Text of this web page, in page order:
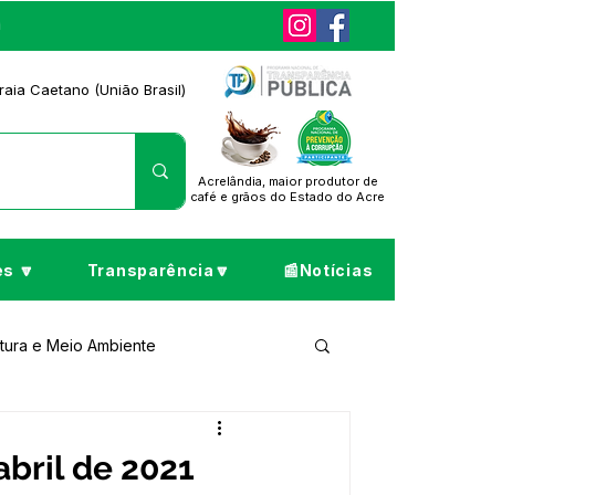
Caetano (União Brasil)
Acrelândia, maior produtor de
café e grãos do Estado do Acre
🔽 Transparência🔽 📰Notícias
e Meio Ambiente
de 2021